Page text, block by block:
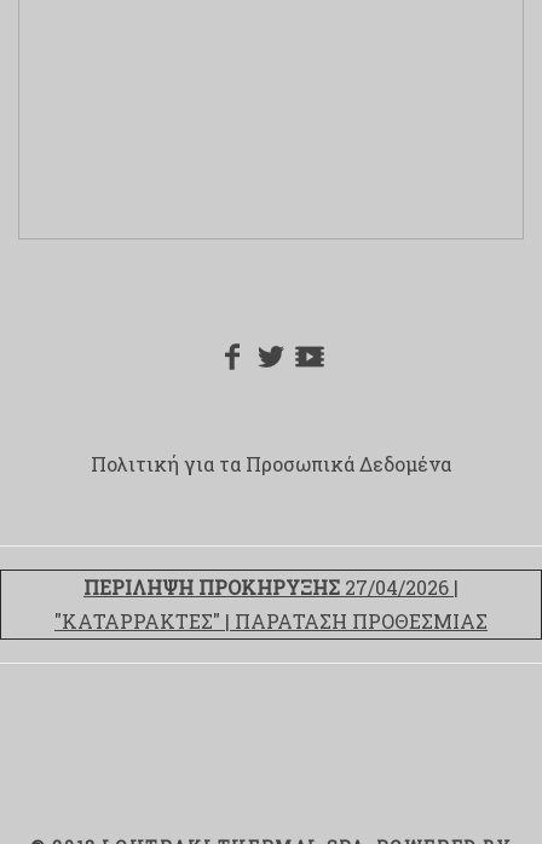
Πολιτική για τα Προσωπικά Δεδομένα
ΠΕΡΙΛΗΨΗ ΠΡΟΚΗΡΥΞΗΣ 27/04/2026 |
"ΚΑΤΑΡΡΑΚΤΕΣ" | ΠΑΡΑΤΑΣΗ ΠΡΟΘΕΣΜΙΑΣ